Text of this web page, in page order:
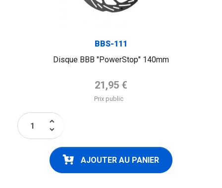
BBS-111
Disque BBB "PowerStop" 140mm
Prix de base
21,95 €
Prix public
keyboard_arrow_up
keyboard_arrow_down
AJOUTER AU PANIER